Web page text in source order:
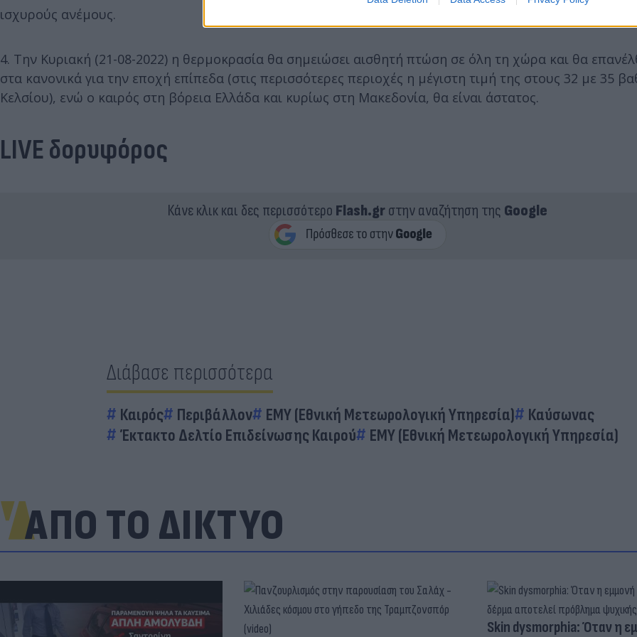
ισχυρούς ανέμους.
4. Την Κυριακή (21-08-2022) η θερμοκρασία θα σημειώσει αισθητή πτώση σε όλη τη χώρα και θα
στα κανονικά για την εποχή επίπεδα (στις περισσότερες περιοχές η μέγιστη τιμή της στους 32 με 35
Κελσίου), ενώ ο καιρός στη βόρεια Ελλάδα και κυρίως στη Μακεδονία, θα είναι άστατος.
LIVE δορυφόρος
Κάνε κλικ και δες περισσότερο Flash.grστην αναζήτηση της Google
Διάβασε περισσότερα
Καιρός Περιβάλλον ΕΜΥ (Εθνική Μετεωρολογική Υπηρεσία)
Καύσωνας
Έκτακτο Δελτίο Επιδείνωσης Καιρού
EMY (Εθνική Μετεωρολογική Υπηρεσία)
ΑΠΟ ΤΟ ΔΙΚΤΥΟ
Skin dysmorphia: Όταν η